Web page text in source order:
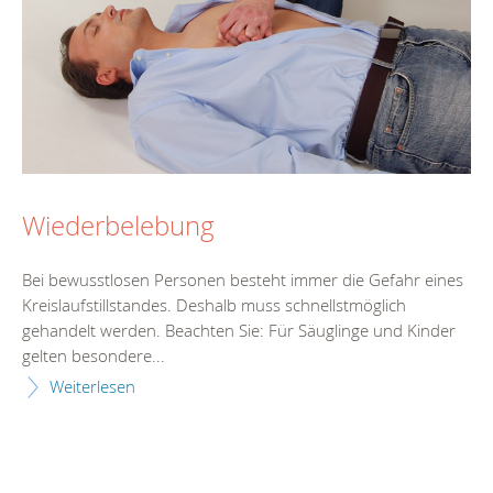
Wiederbelebung
Bei bewusstlosen Personen besteht immer die Gefahr eines
Kreislaufstillstandes. Deshalb muss schnellstmöglich
gehandelt werden. Beachten Sie: Für Säuglinge und Kinder
gelten besondere...
Weiterlesen